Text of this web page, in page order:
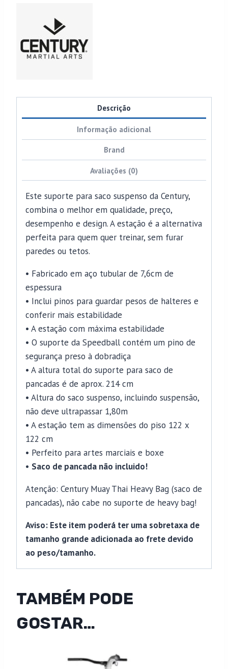
Descrição
Informação adicional
Brand
Avaliações (0)
Este suporte para saco suspenso da Century,
combina o melhor em qualidade, preço,
desempenho e design. A estação é a alternativa
perfeita para quem quer treinar, sem furar
paredes ou tetos.
• Fabricado em aço tubular de 7,6cm de
espessura
• Inclui pinos para guardar pesos de halteres e
conferir mais estabilidade
• A estação com máxima estabilidade
• O suporte da Speedball contém um pino de
segurança preso à dobradiça
• A altura total do suporte para saco de
pancadas é de aprox. 214 cm
• Altura do saco suspenso, incluindo suspensão,
não deve ultrapassar 1,80m
• A estação tem as dimensões do piso 122 x
122 cm
• Perfeito para artes marciais e boxe
• Saco de pancada não incluido!
Atenção: Century Muay Thai Heavy Bag (saco de
pancadas), não cabe no suporte de heavy bag!
Aviso: Este item poderá ter uma sobretaxa de
tamanho grande adicionada ao frete devido
ao peso/tamanho.
TAMBÉM PODE
GOSTAR…